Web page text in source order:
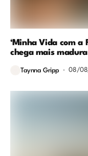
‘Minha Vida com a
chega mais
Taynna Gripp 08/